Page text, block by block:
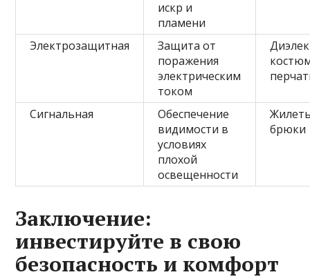
искр и
пламени
Электрозащитная
Защита от
поражения
электрическим
током
Сигнальная
Обеспечение
видимости в
условиях
плохой
освещенности
брюки
Заключение:
инвестируйте в свою
безопасность и комфорт